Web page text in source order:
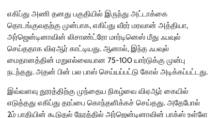
எகிப்து அணி தனது பகுதியில் இருந்து அட்டாக்கை
தொடங்குவதற்கு முன்பாக, எகிப்து வீரர் மரவான் அத்தியா,
அர்ஜென்டினாவின் லிசாண்ட்ரோ மார்டினெஸ் மீது ஃபவுல்
செய்ததாக விஏஆர் காட்டியது. ஆனால், இந்த ஃபவுல்
மைதானத்தின் மறுஎல்லையான 75-100 யார்டுக்கு முன்பு
நடந்தது. அதன் பின் பல பாஸ் செய்யப்பட்டு கோல் அடிக்கப்பட்டது.
இவ்வளவு தூரத்திற்கு முந்தைய நிகழ்வை விஏஆர் கையில்
எடுத்தது எகிப்து தரப்பை கொந்தளிக்கச் செய்தது. அதேபோல்
2ம் பாதியின் கூடுதல் நேரத்தில் அர்ஜென்டினாவின் பாக்ஸ் உள்ளே